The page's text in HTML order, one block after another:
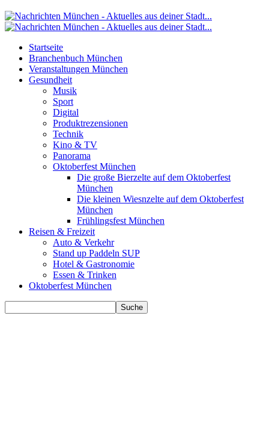
Startseite
Branchenbuch München
Veranstaltungen München
Gesundheit
Musik
Sport
Digital
Produktrezensionen
Technik
Kino & TV
Panorama
Oktoberfest München
Die große Bierzelte auf dem Oktoberfest
München
Die kleinen Wiesnzelte auf dem Oktoberfest
München
Frühlingsfest München
Reisen & Freizeit
Auto & Verkehr
Stand up Paddeln SUP
Hotel & Gastronomie
Essen & Trinken
Oktoberfest München